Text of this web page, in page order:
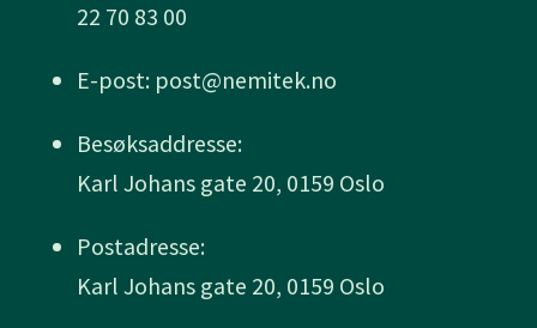
22 70 83 00
E-post: post@nemitek.no
Besøksaddresse:
Karl Johans gate 20, 0159 Oslo
Postadresse:
Karl Johans gate 20, 0159 Oslo